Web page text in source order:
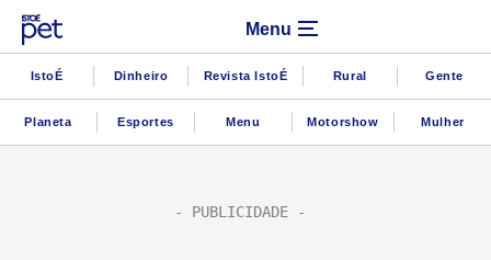
Menu
IstoÉ Dinheiro Revista IstoÉ Rural Gente
Planeta Esportes Menu Motorshow Mulher